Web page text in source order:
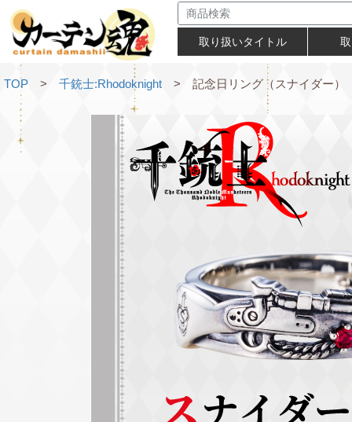
取り扱いタイトル
TOP > 千銃士:Rhodoknight > 記念日リング（スナイダー）